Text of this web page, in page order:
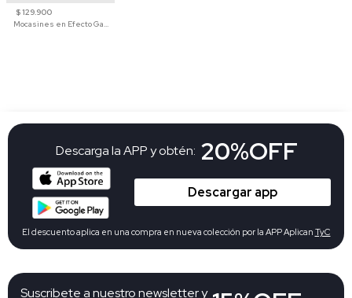
$ 129.900
Mocasines en Efecto Gamuzado Para Mujer
Suscribete a nuestro newsletter y
Descarga la APP y obtén: 20%OFF
Descargar app
El descuento aplica en una compra en nueva colección por la APP Aplican TyC